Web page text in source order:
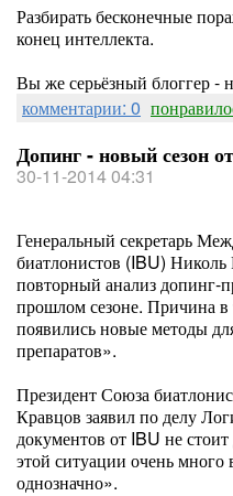
Разбирать бесконечные
конец интеллекта.
Вы же серьёзный блоггер -
комментарии: 0
Допинг - новый сезон
30-11-2014 04:31
Генеральный секретарь
биатлонистов (IBU)
повторный анализ допинг-
прошлом сезоне. Причина
появились новые методы
препаратов».
Президент Союза
Кравцов заявил по делу
документов от IBU не
этой ситуации очень много
однозначно».